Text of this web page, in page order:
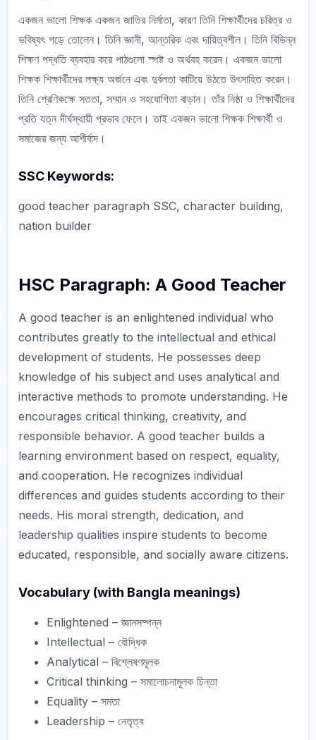
একজন ভালো শিক্ষক একজন জাতির নির্মাতা, কারণ তিনি শিক্ষার্থীদের চরিত্র ও
ভবিষ্যৎ গড়ে তোলেন। তিনি জ্ঞানী, আন্তরিক এবং দায়িত্বশীল। তিনি বিভিন্ন
শিক্ষণ পদ্ধতি ব্যবহার করে পাঠগুলো স্পষ্ট ও অর্থবহ করেন। একজন ভালো
শিক্ষক শিক্ষার্থীদের লক্ষ্য অর্জনে এবং দুর্বলতা কাটিয়ে উঠতে উৎসাহিত করেন।
তিনি শ্রেণিকক্ষে সততা, সম্মান ও সহযোগিতা বাড়ান। তাঁর নিষ্ঠা ও শিক্ষার্থীদের
প্রতি যত্ন দীর্ঘস্থায়ী প্রভাব ফেলে। তাই একজন ভালো শিক্ষক শিক্ষার্থী ও
সমাজের জন্য আশীর্বাদ।
SSC Keywords:
good teacher paragraph SSC, character building,
nation builder
HSC Paragraph: A Good Teacher
A good teacher is an enlightened individual who
contributes greatly to the intellectual and ethical
development of students. He possesses deep
knowledge of his subject and uses analytical and
interactive methods to promote understanding. He
encourages critical thinking, creativity, and
responsible behavior. A good teacher builds a
learning environment based on respect, equality,
and cooperation. He recognizes individual
differences and guides students according to their
needs. His moral strength, dedication, and
leadership qualities inspire students to become
educated, responsible, and socially aware citizens.
Vocabulary (with Bangla meanings)
Enlightened – জ্ঞানসম্পন্ন
Intellectual – বৌদ্ধিক
Analytical – বিশ্লেষণমূলক
Critical thinking – সমালোচনামূলক চিন্তা
Equality – সমতা
Leadership – নেতৃত্ব